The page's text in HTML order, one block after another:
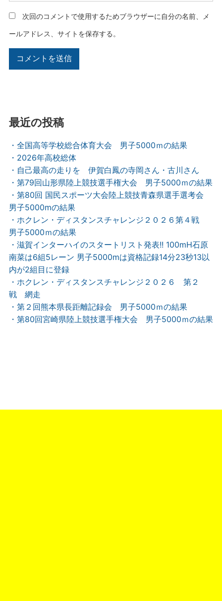
次回のコメントで使用するためブラウザーに自分の名前、メ
ールアドレス、サイトを保存する。
最近の投稿
・全国高等学校総合体育大会 男子5000ｍの結果
・2026年高校総体
・自己最高の走りを 伊賀白鳳の寺岡さん・古川さん
・第79回山形県陸上競技選手権大会 男子5000ｍの結果
・第80回 国民スポーツ大会陸上競技青森県選手選考会
男子5000mの結果
・ホクレン・ディスタンスチャレンジ２０２６第４戦
男子5000ｍの結果
・滋賀インターハイのスタートリスト発表!! 100mH石原
南菜は6組5レーン 男子5000mは資格記録14分23秒13以
内が2組目に登録
・ホクレン・ディスタンスチャレンジ２０２６ 第２
戦 網走
・第２回熊本県長距離記録会 男子5000ｍの結果
・第80回宮崎県陸上競技選手権大会 男子5000ｍの結果